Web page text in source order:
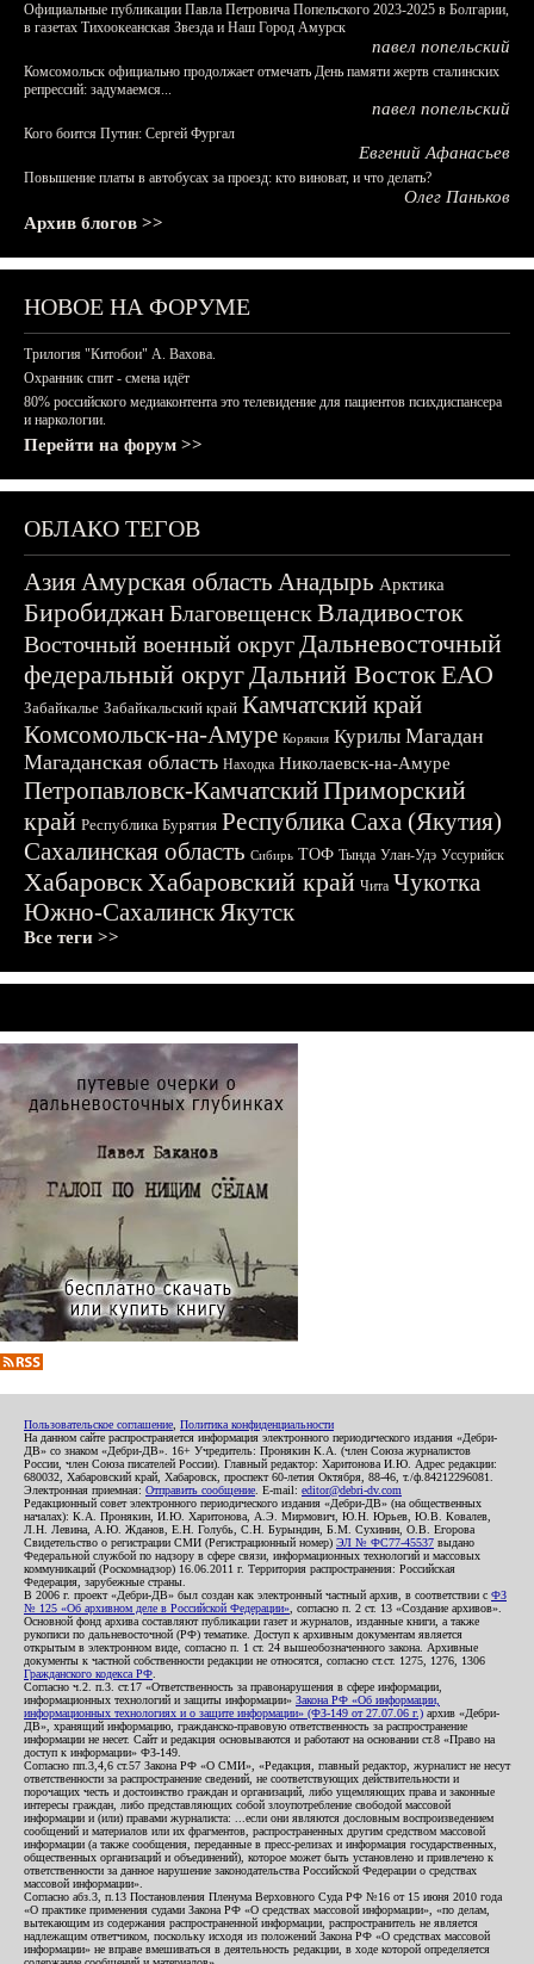
Официальные публикации Павла Петровича Попельского 2023-2025 в Болгарии,
в газетах Тихоокеанская Звезда и Наш Город Амурск
павел попельский
Комсомольск официально продолжает отмечать День памяти жертв сталинских
репрессий: задумаемся...
павел попельский
Кого боится Путин: Сергей Фургал
Евгений Афанасьев
Повышение платы в автобусах за проезд: кто виноват, и что делать?
Олег Паньков
Архив блогов >>
НОВОЕ НА ФОРУМЕ
Трилогия "Китобои" А. Вахова.
Охранник спит - смена идёт
80% российского медиаконтента это телевидение для пациентов психдиспансера
и наркологии.
Перейти на форум >>
ОБЛАКО ТЕГОВ
АзияАмурская область Анадырь Арктика
БиробиджанБлаговещенскВладивосток
Восточный военный округДальневосточный
федеральный округДальний ВостокЕАО
Забайкалье Забайкальский край Камчатский край
Комсомольск-на-Амуре Корякия Курилы Магадан
Магаданская область Находка Николаевск-на-Амуре
Петропавловск-КамчатскийПриморский
край Республика Бурятия Республика Саха (Якутия)
Сахалинская область Сибирь ТОФ Тында Улан-Удэ Уссурийск
ХабаровскХабаровский край Чита Чукотка
Южно-СахалинскЯкутск
Все теги >>
Пользовательское соглашение Политика конфиденциальности
На данном сайте распространяется информация электронного периодического издания «Дебри-
ДВ» со знаком «Дебри-ДВ». 16+ Учредитель: Пронякин К.А. (член Союза журналистов
России, член Союза писателей России). Главный редактор: Харитонова И.Ю. Адрес редакции:
680032, Хабаровский край, Хабаровск, проспект 60-летия Октября, 88-46, т./ф.84212296081.
Электронная приемная: Отправить сообщение . E-mail: editor@debri-dv.com
Редакционный совет электронного периодического издания «Дебри-ДВ» (на общественных
началах): К.А. Пронякин, И.Ю. Харитонова, А.Э. Мирмович, Ю.Н. Юрьев, Ю.В. Ковалев,
Л.Н. Левина, А.Ю. Жданов, Е.Н. Голубь, С.Н. Бурындин, Б.М. Сухинин, О.В. Егорова
Свидетельство о регистрации СМИ (Регистрационный номер) ЭЛ № ФС77-45537 выдано
Федеральной службой по надзору в сфере связи, информационных технологий и массовых
коммуникаций (Роскомнадзор) 16.06.2011 г. Территория распространения: Российская
Федерация, зарубежные страны.
В 2006 г. проект «Дебри-ДВ» был создан как электронный частный архив, в соответствии с ФЗ
№ 125 «Об архивном деле в Российской Федерации» , согласно п. 2 ст. 13 «Создание архивов».
Основной фонд архива составляют публикации газет и журналов, изданные книги, а также
рукописи по дальневосточной (РФ) тематике. Доступ к архивным документам является
открытым в электронном виде, согласно п. 1 ст. 24 вышеобозначенного закона. Архивные
документы к частной собственности редакции не относятся, согласно ст.ст. 1275, 1276, 1306
Гражданского кодекса РФ
Согласно ч.2. п.3. ст.17 «Ответственность за правонарушения в сфере информации,
информационных технологий и защиты информации» Закона РФ «Об информации,
информационных технологиях и о защите информации» (ФЗ-149 от 27.07.06 г.) архив «Дебри-
ДВ», хранящий информацию, гражданско-правовую ответственность за распространение
информации не несет. Сайт и редакция основываются и работают на основании ст.8 «Право на
доступ к информации» ФЗ-149.
Согласно пп.3,4,6 ст.57 Закона РФ «О СМИ», «Редакция, главный редактор, журналист не несут
ответственности за распространение сведений, не соответствующих действительности и
порочащих честь и достоинство граждан и организаций, либо ущемляющих права и законные
интересы граждан, либо представляющих собой злоупотребление свободой массовой
информации и (или) правами журналиста: ...если они являются дословным воспроизведением
сообщений и материалов или их фрагментов, распространенных другим средством массовой
информации (а также сообщения, переданные в пресс-релизах и информация государственных,
общественных организаций и объединений), которое может быть установлено и привлечено к
ответственности за данное нарушение законодательства Российской Федерации о средствах
массовой информации».
Согласно абз.3, п.13 Постановления Пленума Верховного Суда РФ №16 от 15 июня 2010 года
«О практике применения судами Закона РФ «О средствах массовой информации», «по делам,
вытекающим из содержания распространенной информации, распространитель не является
надлежащим ответчиком, поскольку исходя из положений Закона РФ «О средствах массовой
информации» не вправе вмешиваться в деятельность редакции, в ходе которой определяется